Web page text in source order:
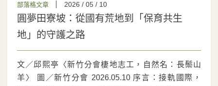
部落格文章 2026 / 05 / 10
圓夢田寮坡：從國有荒地到「保育共生
地」的守護之路
文／邱熙亭〈新竹分會棲地志工，自然名：長鬃山
羊〉 圖／新竹分會 2026.05.10 序言：接軌國際，